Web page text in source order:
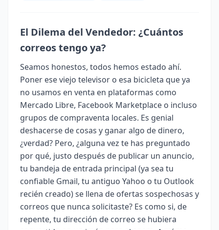
El Dilema del Vendedor: ¿Cuántos
correos tengo ya?
Seamos honestos, todos hemos estado ahí.
Poner ese viejo televisor o esa bicicleta que ya
no usamos en venta en plataformas como
Mercado Libre, Facebook Marketplace o incluso
grupos de compraventa locales. Es genial
deshacerse de cosas y ganar algo de dinero,
¿verdad? Pero, ¿alguna vez te has preguntado
por qué, justo después de publicar un anuncio,
tu bandeja de entrada principal (ya sea tu
confiable Gmail, tu antiguo Yahoo o tu Outlook
recién creado) se llena de ofertas sospechosas y
correos que nunca solicitaste? Es como si, de
repente, tu dirección de correo se hubiera